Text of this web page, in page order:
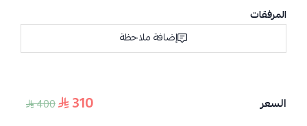
المرفقات
إضافة ملاحظة
السعر 310
400